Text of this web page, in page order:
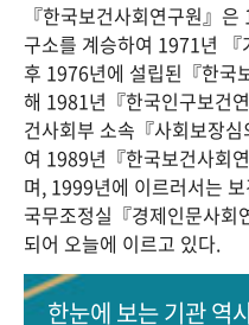
연구 역사
정책과 연구 키워드로 보는
간행물 변천사
기록물 아카이브
사진 아카이브 문서 기록물
50+1 주년 기념
『한국보건사회연구원』
구소를 계승하여 1971년
후 1976년에 설립된『한국
해 1981년『한국인구보건
건사회부 소속『사회보장
여 1989년『한국보건사회
며, 1999년에 이르러서는
국무조정실『경제인문사회
되어 오늘에 이르고 있다.
한눈에 보는기관 역